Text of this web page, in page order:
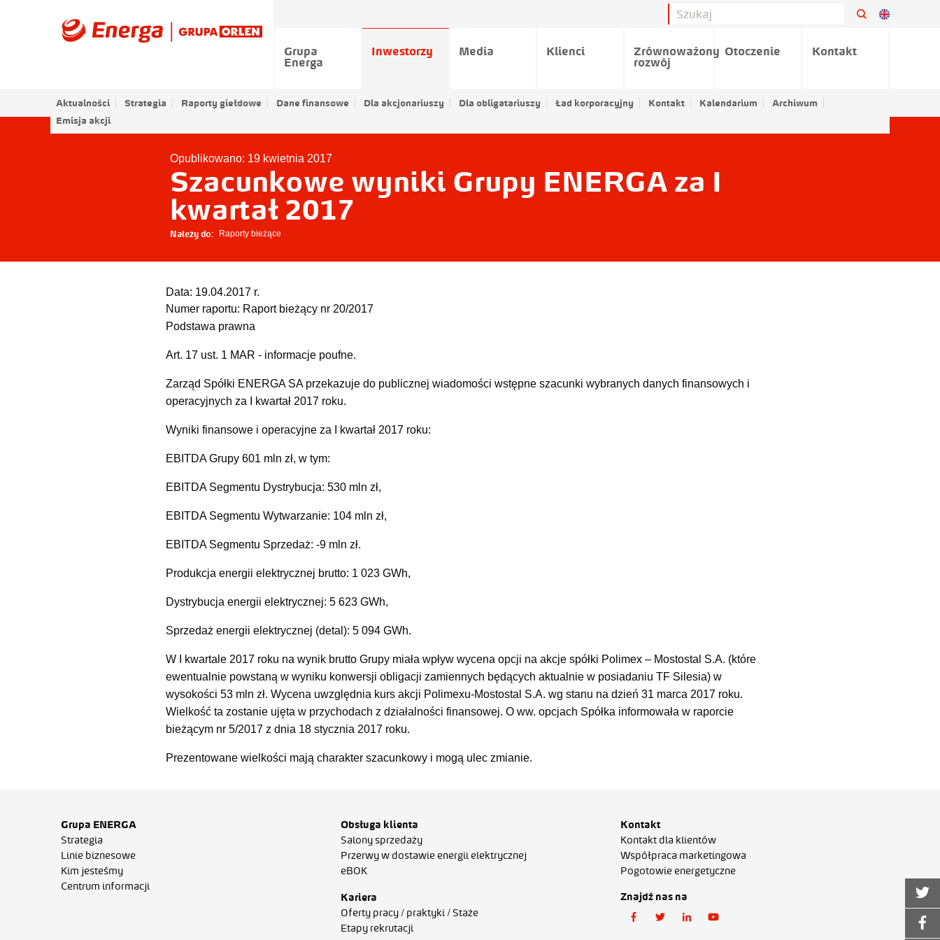
Grupa
Energa
Inwestorzy
Aktualności Strategia Raporty giełdowe Dane finansowe Dla akcjonariuszy Dla obligatariuszy Ład korporacyjny Kontakt Kalendarium
Archiwum
Emisja akcji
Media Klienci
Zrównoważony
rozwój
Otoczenie Kontakt
Opublikowano: 19 kwietnia 2017
Szacunkowe wyniki Grupy ENERGA za I
kwartał 2017
Należy do: Raporty bieżące
Data: 19.04.2017 r.
Numer raportu: Raport bieżący nr 20/2017
Podstawa prawna
Art. 17 ust. 1 MAR - informacje poufne.
Zarząd Spółki ENERGA SA przekazuje do publicznej wiadomości wstępne szacunki wybranych danych finansowych i
operacyjnych za I kwartał 2017 roku.
Wyniki finansowe i operacyjne za I kwartał 2017 roku:
EBITDA Grupy 601 mln zł, w tym:
EBITDA Segmentu Dystrybucja: 530 mln zł,
EBITDA Segmentu Wytwarzanie: 104 mln zł,
EBITDA Segmentu Sprzedaż: -9 mln zł.
Produkcja energii elektrycznej brutto: 1 023 GWh,
Dystrybucja energii elektrycznej: 5 623 GWh,
Sprzedaż energii elektrycznej (detal): 5 094 GWh.
W I kwartale 2017 roku na wynik brutto Grupy miała wpływ wycena opcji na akcje spółki Polimex – Mostostal S.A. (które
ewentualnie powstaną w wyniku konwersji obligacji zamiennych będących aktualnie w posiadaniu TF Silesia) w
wysokości 53 mln zł. Wycena uwzględnia kurs akcji Polimexu-Mostostal S.A. wg stanu na dzień 31 marca 2017 roku.
Wielkość ta zostanie ujęta w przychodach z działalności finansowej. O ww. opcjach Spółka informowała w raporcie
bieżącym nr 5/2017 z dnia 18 stycznia 2017 roku.
Prezentowane wielkości mają charakter szacunkowy i mogą ulec zmianie.
Grupa ENERGA
Strategia
Linie biznesowe
Kim jesteśmy
Centrum informacji
Obsługa klienta
Salony sprzedaży
Przerwy w dostawie energii elektrycznej
eBOK
Kariera
Oferty pracy / praktyki / Staże
Etapy rekrutacji
Kontakt
Kontakt dla klientów
Współpraca marketingowa
Pogotowie energetyczne
Znajdź nas na